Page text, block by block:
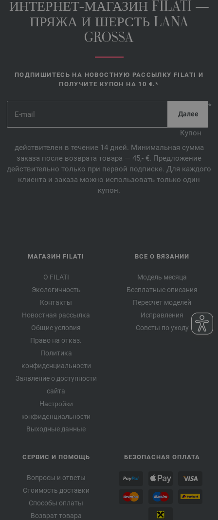
ИНТЕРНЕТ-МАГАЗИН FILATI —
ПРЯЖА И ШЕРСТЬ LANA
GROSSA
ПОДПИШИТЕСЬ НА НОВОСТНУЮ РАССЫЛКУ FILATI И
ПОЛУЧИТЕ КУПОН НА 10 €.*
*
Купон
действителен в течение 14 дней. Минимальная сумма
заказа после возврата товара — 45,- €. Предложение
действительно только при первой подписке. Для каждого
клиента и заказа можно использовать только один
купон.
МАГАЗИН FILATI
О FILATI
Экологичность
Контакты
Новостная рассылка
Общие условия
Право на отказ.
Политика
конфиденциальности
Заявление о доступности
сайта
Настройки
конфиденциальности
Выходные данные
ВСЕ О ВЯЗАНИИ
Модель месяца
Бесплатные описания
Пересчет моделей
Исправления
Советы по уходу
СЕРВИС И ПОМОЩЬ
Вопросы и ответы
Стоимость доставки
Способы оплаты
Возврат товара
БЕЗОПАСНАЯ ОПЛАТА